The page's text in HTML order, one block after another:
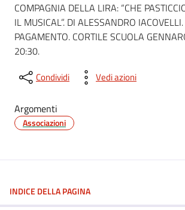
COMPAGNIA DELLA LIRA: “CHE
IL MUSICAL”. DI ALESSANDRO
PAGAMENTO. CORTILE SCUOLA
20:30.
Condividi Vedi azioni
Argomenti
Associazioni
INDICE DELLA PAGINA